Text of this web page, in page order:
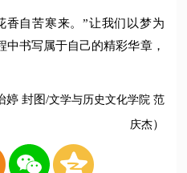
香自苦寒来。”让我们以梦为
书写属于自己的精彩华章，
婷 封图/文学与历史文化学院 范
庆杰）